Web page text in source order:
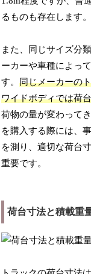
るものも存在します。
また、同じサイズ分
ーカーや車種によっ
す。同じメーカーの
ワイドボディでは荷
荷物の量が変わって
を購入する際には、
を測り、適切な荷台
重要です。
荷台寸法と積載重